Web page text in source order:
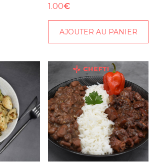
1.00€
AJOUTER AU PANIER